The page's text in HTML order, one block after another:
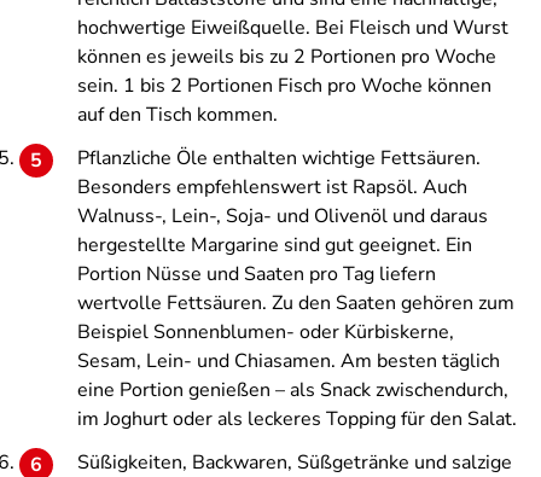
hochwertige Eiweißquelle. Bei Fleisch und Wurst
können es jeweils bis zu 2 Portionen pro Woche
sein. 1 bis 2 Portionen Fisch pro Woche können
auf den Tisch kommen.
Pflanzliche Öle enthalten wichtige Fettsäuren.
Besonders empfehlenswert ist Rapsöl. Auch
Walnuss-, Lein-, Soja- und Olivenöl und daraus
hergestellte Margarine sind gut geeignet. Ein
Portion Nüsse und Saaten pro Tag liefern
wertvolle Fettsäuren. Zu den Saaten gehören zum
Beispiel Sonnenblumen- oder Kürbiskerne,
Sesam, Lein- und Chiasamen. Am besten täglich
eine Portion genießen – als Snack zwischendurch,
im Joghurt oder als leckeres Topping für den Salat.
Süßigkeiten, Backwaren, Süßgetränke und salzige